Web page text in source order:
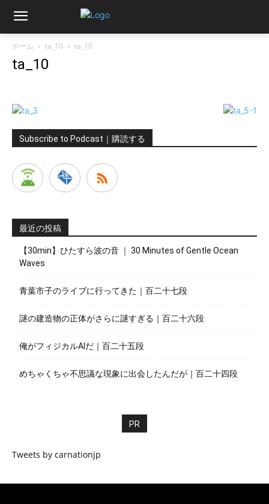
ホーム ta_10 ta_10
ta_10
Subscribe to Podcast｜購読する
最近の投稿
【30min】ひたすら波の音 ｜ 30 Minutes of Gentle Ocean
Waves
青葉市子のライブに行ってきた｜百二十七段
謎の建造物の正体がさらに謎すぎる｜百二十六段
俺がフィジカルAIだ｜百二十五段
めちゃくちゃ不思議な現象に出会したんだが｜百二十四段
PR
Tweets by carnationjp